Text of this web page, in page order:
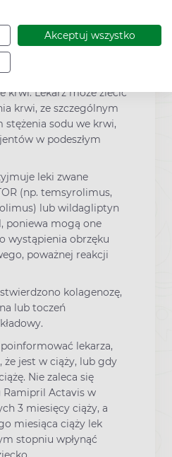
Akceptuj wszystko
krwi (w wynikach
leki, lub cierpi na
mogą zmniejszać
krwi. Lekarz może zlecić
krwi, ze szczególnym
stężenia sodu we krwi,
w podeszłym
leki zwane
(np. temsyrolimus,
lub wildagliptyn
poniewa mogą one
wystąpienia obrzęku
poważnej reakcji
kolagenozę,
lub toczeń
lekarza,
że jest w ciąży, lub gdy
Nie zaleca się
Ramipril Actavis w
3 miesięcy ciąży, a
miesiąca ciąży lek
stopniu wpłynąć